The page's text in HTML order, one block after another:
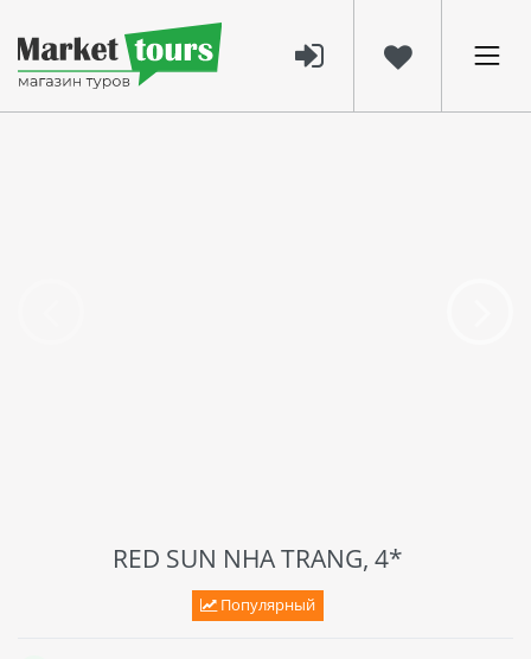
RED SUN NHA TRANG, 4*
Популярный